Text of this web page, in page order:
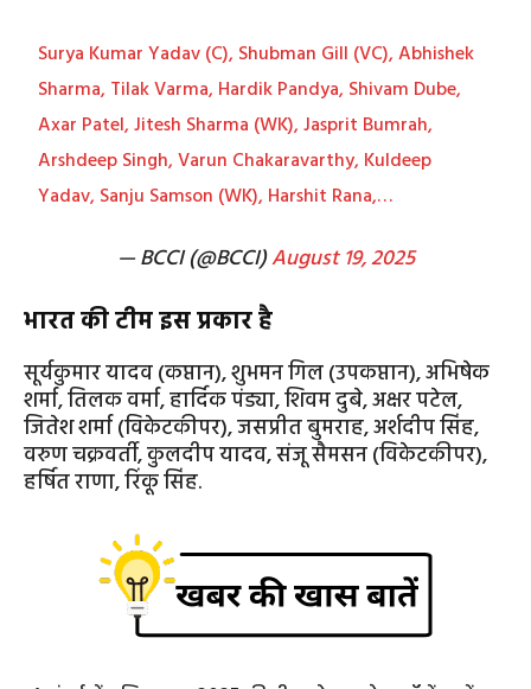
Surya Kumar Yadav (C), Shubman Gill (VC), Abhishek
Sharma, Tilak Varma, Hardik Pandya, Shivam Dube,
Axar Patel, Jitesh Sharma (WK), Jasprit Bumrah,
Arshdeep Singh, Varun Chakaravarthy, Kuldeep
Yadav, Sanju Samson (WK), Harshit Rana,…
— BCCI (@BCCI)August 19, 2025
भारत की टीम इस प्रकार है
सूर्यकुमार यादव (कप्तान), शुभमन गिल (उपकप्तान), अभिषेक
शर्मा, तिलक वर्मा, हार्दिक पंड्या, शिवम दुबे, अक्षर पटेल,
जितेश शर्मा (विकेटकीपर), जसप्रीत बुमराह, अर्शदीप सिंह,
वरुण चक्रवर्ती, कुलदीप यादव, संजू सैमसन (विकेटकीपर),
हर्षित राणा, रिंकू सिंह.